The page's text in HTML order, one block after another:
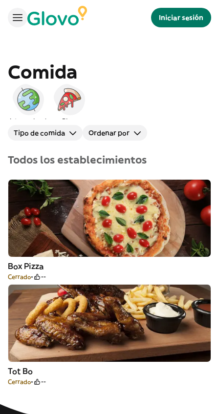
Iniciar sesión
Comida
Internacional Pizza
Tipo de comida Ordenar por
Todos los establecimientos
Box Pizza
Cerrado --
Tot Bo
Cerrado --